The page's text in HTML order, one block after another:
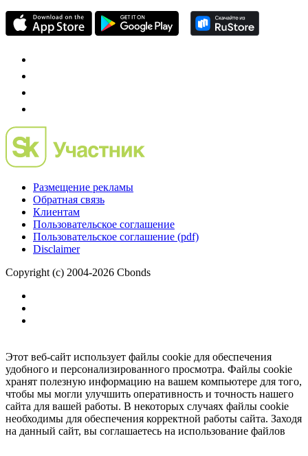
Размещение рекламы
Обратная связь
Клиентам
Пользовательское соглашение
Пользовательское соглашение (pdf)
Disclaimer
Copyright (c) 2004-2026 Cbonds
Этот веб-сайт использует файлы cookie для обеспечения
удобного и персонализированного просмотра. Файлы cookie
хранят полезную информацию на вашем компьютере для того,
чтобы мы могли улучшить оперативность и точность нашего
сайта для вашей работы. В некоторых случаях файлы cookie
необходимы для обеспечения корректной работы сайта. Заходя
на данный сайт, вы соглашаетесь на использование файлов